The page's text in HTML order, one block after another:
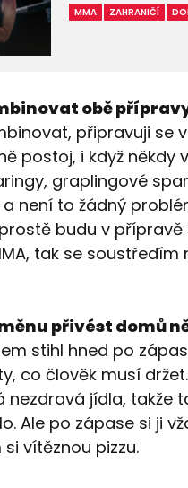
MMA ZAHRANIČÍ
obě
připravuji se
postoj, i když někdy
graplingové
není to žádný
budu v
tak se
přivést domů
stihl hned po
co člověk musí
nezdravá jídla, takže
Ale po zápase si ji
vítěznou pizzu.